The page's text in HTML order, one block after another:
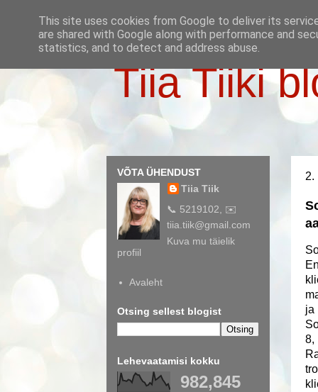
Tiia Tiiki
2.
ja
8,
VÕTA ÜHENDUST
Tiia Tiik
📞 5219102, ✉️
tiia.tiik@gmail.com
Kuva mu täielik
profiil
Avaleht
Otsing sellest blogist
Lehevaatamisi kokku
982,845
This site uses cookies from Google to deliver its
are shared with Google along with performance and
statistics, and to detect and address abuse.